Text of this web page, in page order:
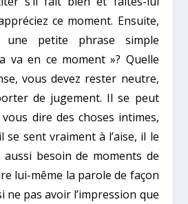
ce moment. Ensuite,
une petite phrase simple
va en ce moment »? Quelle
vous devez rester neutre,
de jugement. Il se peut
vous dire des choses intimes,
se sent vraiment à l’aise, il le
besoin de moments de
lui-même la parole de façon
ne pas avoir l’impression que